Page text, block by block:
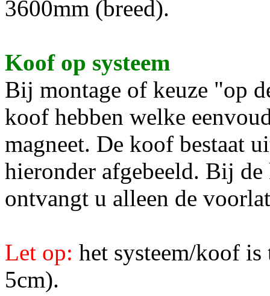
3600mm (breed).
Koof op systeem
Bij montage of keuze "op
koof hebben welke
magneet. De koof bestaat
hieronder afgebeeld. Bij
ontvangt u alleen de
Let op: het systeem/koof
5cm).